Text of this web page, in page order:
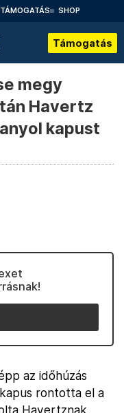
TÁMOGATÁS SHOP
Támogatás
megy
Havertz
kapust
az időhúzás
rontotta el a
Havertznak,